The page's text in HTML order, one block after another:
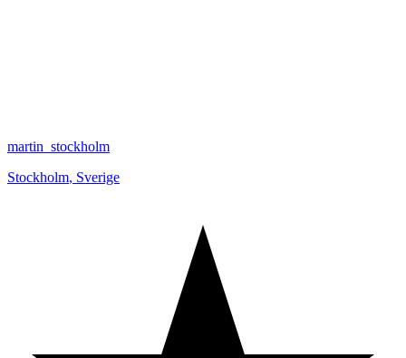
martin_stockholm
Stockholm, Sverige